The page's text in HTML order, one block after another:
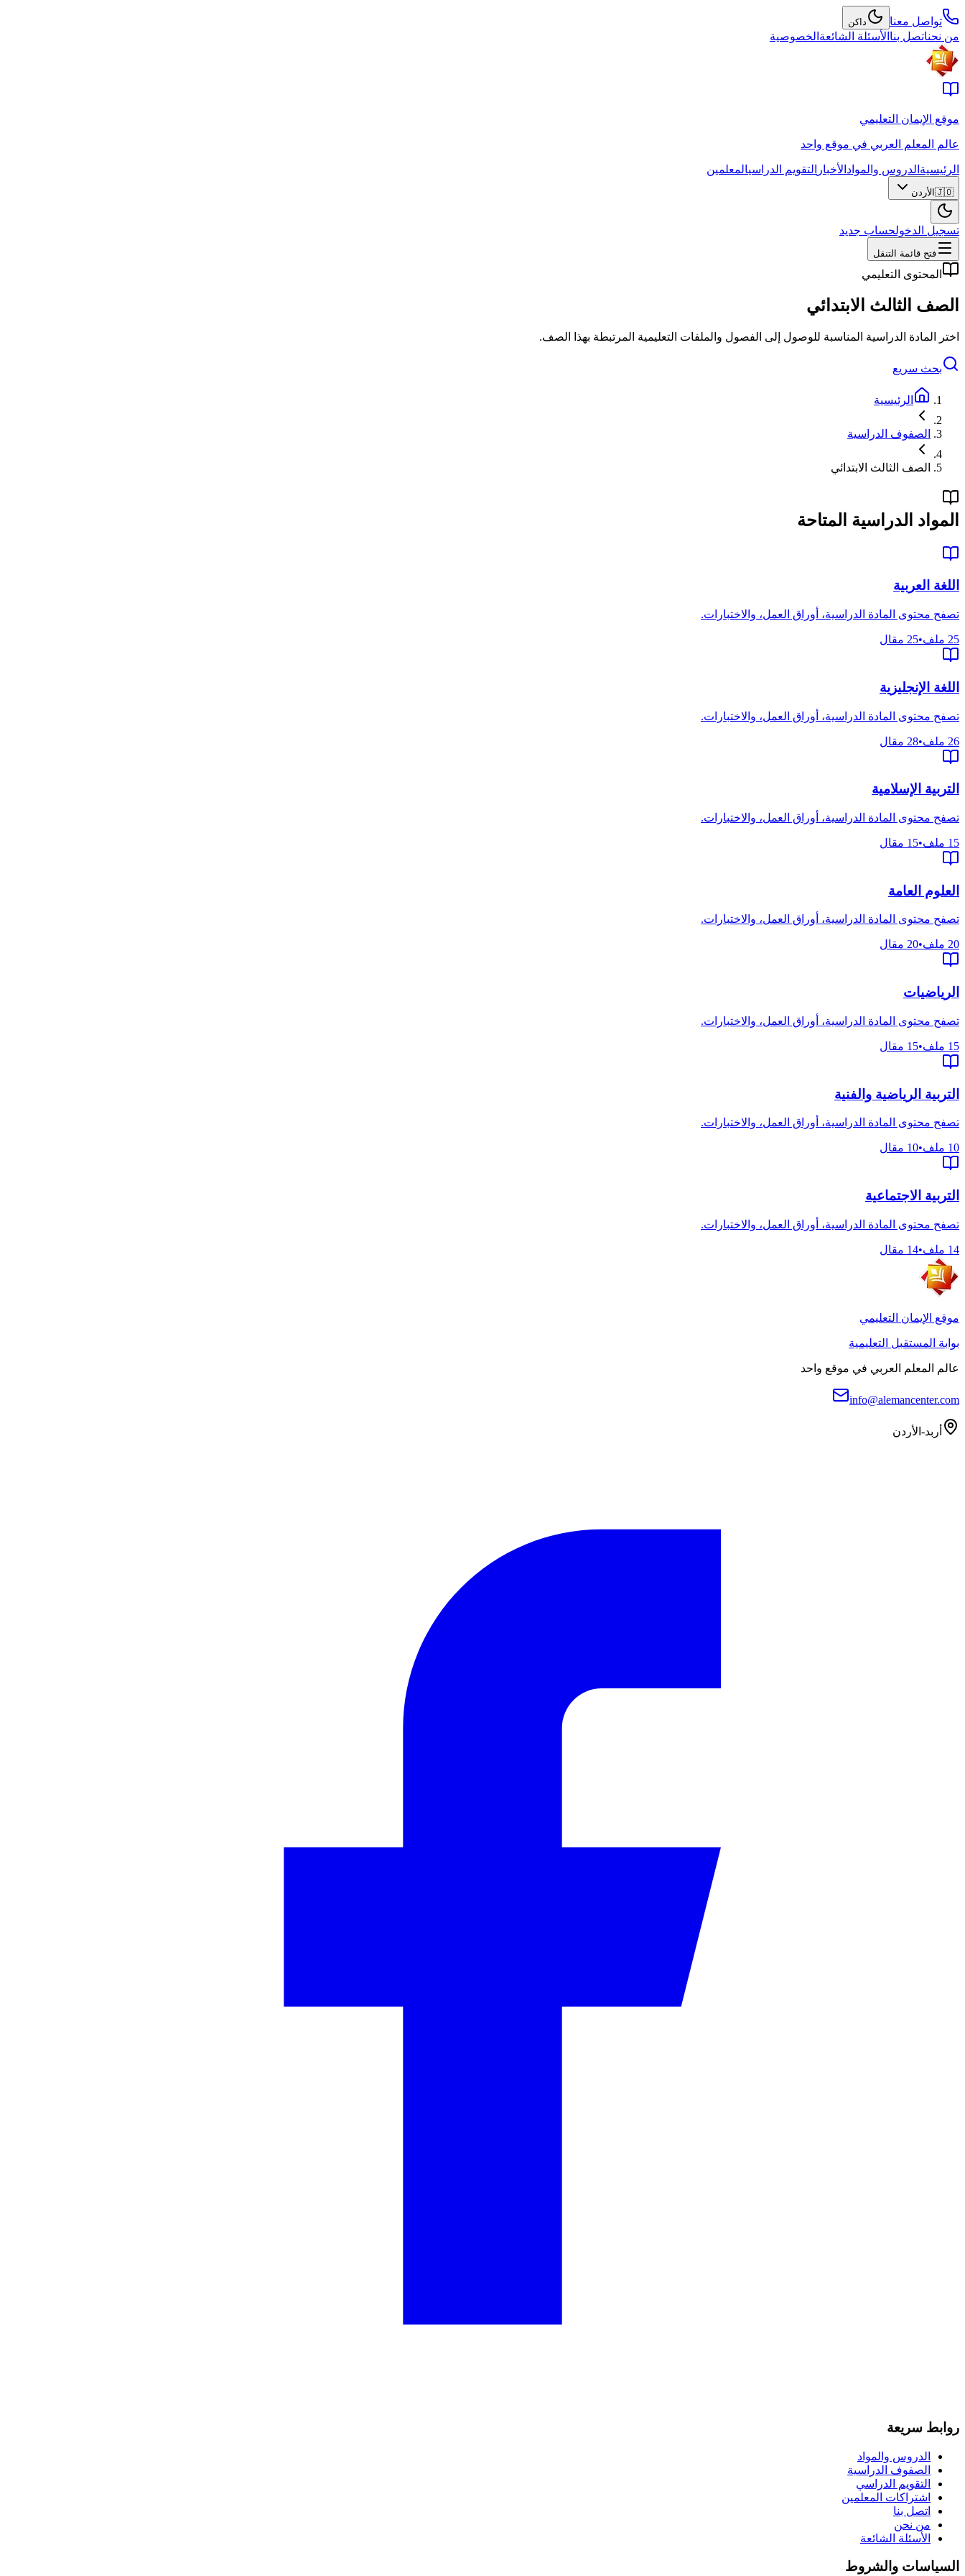
تواصل معنا داكن
من نحناتصل بنا الأسئلة الشائعة الخصوصية
موقع الإيمان التعليمي
عالم المعلم العربي في موقع واحد
الرئيسية الدروس والمواد الأخبار التقويم الدراسيالمعلمين
🇯🇴 الأردن
تسجيل الدخولحساب جديد
فتح قائمة التنقل
المحتوى التعليمي
الصف الثالث الابتدائي
اختر المادة الدراسية المناسبة للوصول إلى الفصول والملفات التعليمية المرتبطة بهذا الصف.
بحث سريع
الرئيسية
الصفوف الدراسية
الصف الثالث الابتدائي
المواد الدراسية المتاحة
اللغة العربية
تصفح محتوى المادة الدراسية، أوراق العمل، والاختبارات.
25 ملف•
25 مقال
اللغة الإنجليزية
تصفح محتوى المادة الدراسية، أوراق العمل، والاختبارات.
26 ملف•
28 مقال
التربية الإسلامية
تصفح محتوى المادة الدراسية، أوراق العمل، والاختبارات.
15 ملف•
15 مقال
العلوم العامة
تصفح محتوى المادة الدراسية، أوراق العمل، والاختبارات.
20 ملف•
20 مقال
الرياضيات
تصفح محتوى المادة الدراسية، أوراق العمل، والاختبارات.
15 ملف•
15 مقال
التربية الرياضية والفنية
تصفح محتوى المادة الدراسية، أوراق العمل، والاختبارات.
10 ملف•
10 مقال
التربية الاجتماعية
تصفح محتوى المادة الدراسية، أوراق العمل، والاختبارات.
14 ملف•
14 مقال
موقع الإيمان التعليمي
بوابة المستقبل التعليمية
عالم المعلم العربي في موقع واحد
info@alemancenter.com
أربد-الأردن
روابط سريعة
الدروس والمواد
الصفوف الدراسية
التقويم الدراسي
اشتراكات المعلمين
اتصل بنا
من نحن
الأسئلة الشائعة
السياسات والشروط